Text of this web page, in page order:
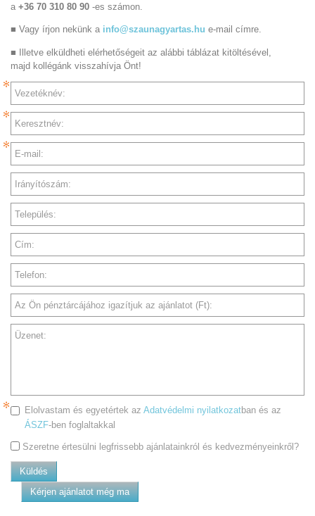
a +36 70 310 80 90 -es számon.
■ Vagy írjon nekünk a info@szaunagyartas.hu e-mail címre.
■ Illetve elküldheti elérhetőségeit az alábbi táblázat kitöltésével,
majd kollégánk visszahívja Önt!
Vezetéknév:
Keresztnév:
E-mail:
Irányítószám:
Település:
Cím:
Telefon:
Az Ön pénztárcájához igazítjuk az ajánlatot (Ft):
Üzenet:
Elolvastam és egyetértek az Adatvédelmi nyilatkozatban és az
ÁSZF-ben foglaltakkal
Szeretne értesülni legfrissebb ajánlatainkról és kedvezményeinkről?
Küldés
Kérjen ajánlatot még ma